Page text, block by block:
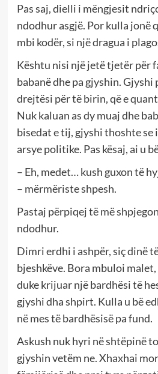
Pas saj, dielli i mëngjesit
ndodhur asgjë. Por kulla jonë
mbi kodër, si një dragua i
Kështu nisi një jetë tjetër për
babanë dhe pa gjyshin.
drejtësi për të birin, që e
Nuk kaluan as dy muaj dhe
bisedat e tij, gjyshi thoshte se
arsye politike. Pas kësaj, ai u
– Eh, medet… kush guxon të
– mërmëriste shpesh.
Pastaj përpiqej të më
ndodhur.
Dimri erdhi i ashpër, siç dinë
bjeshkëve. Bora mbuloi
duke krijuar një bardhësi të
gjyshi dha shpirt. Kulla u bë
në mes të bardhësisë pa fund.
Askush nuk hyri në shtëpinë
gjyshin vetëm ne. Xhaxhai